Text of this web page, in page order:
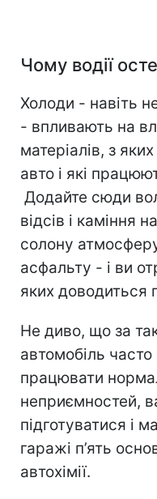
Чому водії
Холоди - навіть
- впливають на
матеріалів, з
авто і які
Додайте сюди
відсів і каміння
солону
асфальту - і ви
яких доводиться
Не диво, що за
автомобіль
працювати
неприємностей,
підготуватися і
гаражі п’ять
автохімії.